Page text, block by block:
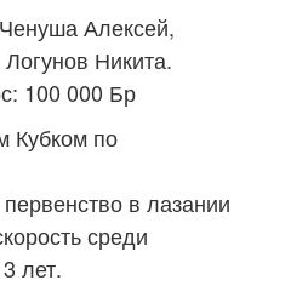
Алексей,
Никита.
100 000 Бр
Кубком по
в лазании
среди
лет.